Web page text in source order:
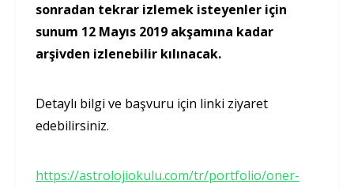
sonradan tekrar izlemek isteyenler için
sunum 12 Mayıs 2019 akşamına kadar
arşivden izlenebilir kılınacak.
Detaylı bilgi ve başvuru için linki ziyaret
edebilirsiniz.
https://astrolojiokulu.com/tr/portfolio/oner-